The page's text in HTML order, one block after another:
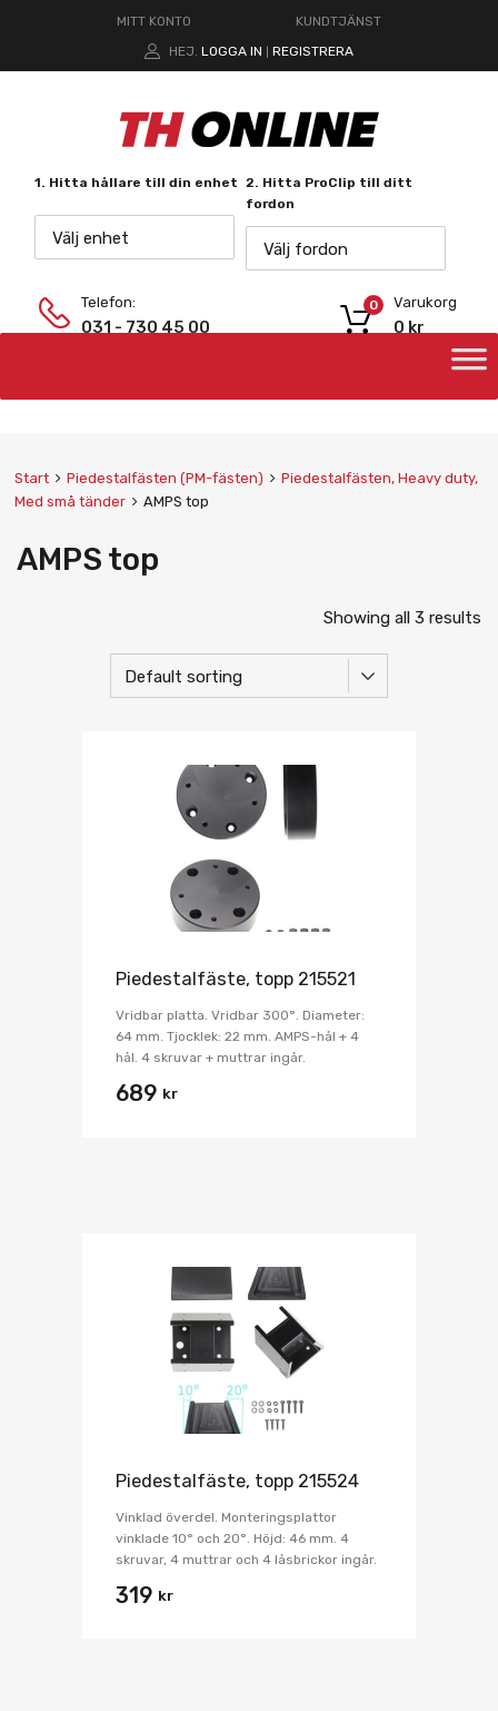
MITT KONTO
KUNDTJÄNST
HEJ. LOGGA IN REGISTRERA
1. Hitta hållare till din enhet
Välj enhet
2. Hitta ProClip till ditt
fordon
Välj fordon
Telefon:
031 - 730 45 00
Varukorg
0 kr
0
Start Piedestalfästen (PM-fästen)
Piedestalfästen, Heavy duty,
Med små tänder
AMPS top
AMPS top
Showing all 3 results
Piedestalfäste, topp 215521
Vridbar platta. Vridbar 300°. Diameter:
64 mm. Tjocklek: 22 mm. AMPS-hål + 4
hål. 4 skruvar + muttrar ingår.
689 kr
Piedestalfäste, topp 215524
Vinklad överdel. Monteringsplattor
vinklade 10° och 20°. Höjd: 46 mm. 4
skruvar, 4 muttrar och 4 låsbrickor ingår.
319 kr